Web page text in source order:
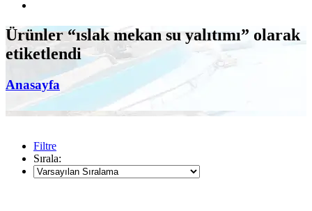
Ürünler “ıslak mekan su yalıtımı” olarak
etiketlendi
Anasayfa
Filtre
Sırala: